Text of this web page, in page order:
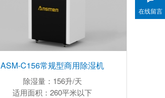
ASM-C156常规型商用除湿机
除湿量：156升/天
适用面积：260平米以下
在线留言